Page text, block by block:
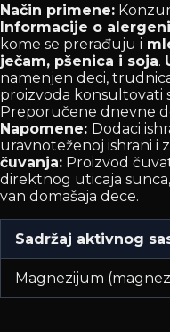
Način primene:
Informacije o
kome se prerađuju i
ječam, pšenica i soja.
namenjen deci,
proizvoda konsultovati
Preporučene dnevne
Napomene: Dodaci
uravnoteženoj ishrani i
čuvanja: Proizvod
direktnog uticaja
van domašaja
Sadržaj aktivnog
Magnezijum